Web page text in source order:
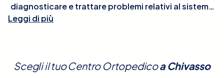
diagnosticare e trattare problemi relativi al sistema
muscolo-scheletrico, come fratture, distorsioni,
fisico dettagliato, potrebbe richiedere radiografie o
Leggi di più
Scegli il tuo Centro OrtopedicoaChivasso